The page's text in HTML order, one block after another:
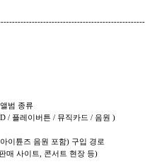
범 종류
/ 플레이버튼 / 뮤직카드 / 음원 )
이튠즈 음원 포함) 구입 경로
매 사이트, 콘서트 현장 등)